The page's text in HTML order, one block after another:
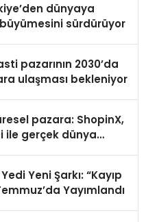
dünyaya
sürdürüyor
pazarının 2030’da
ulaşması bekleniyor
pazara: ShopinX,
ile gerçek dünya
Yeni Şarkı: “Kayıp
Yayımlandı